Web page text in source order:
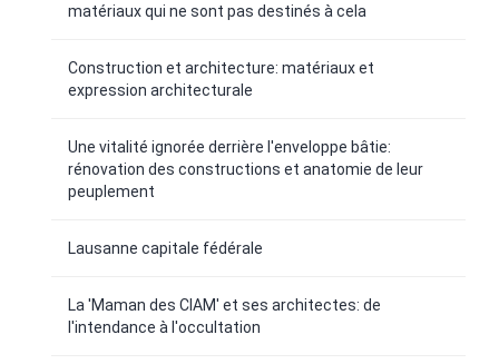
matériaux qui ne sont pas destinés à cela
Construction et architecture: matériaux et
expression architecturale
Une vitalité ignorée derrière l'enveloppe bâtie:
rénovation des constructions et anatomie de leur
peuplement
Lausanne capitale fédérale
La 'Maman des CIAM' et ses architectes: de
l'intendance à l'occultation